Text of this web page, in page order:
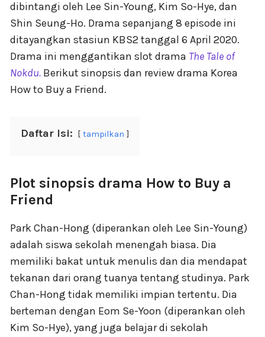
dibintangi oleh Lee Sin-Young, Kim So-Hye, dan
Shin Seung-Ho. Drama sepanjang 8 episode ini
ditayangkan stasiun KBS2 tanggal 6 April 2020.
Drama ini menggantikan slot drama The Tale of
Nokdu. Berikut sinopsis dan review drama Korea
How to Buy a Friend.
Daftar Isi: tampilkan
Plot sinopsis drama How to Buy a
Friend
Park Chan-Hong (diperankan oleh Lee Sin-Young)
adalah siswa sekolah menengah biasa. Dia
memiliki bakat untuk menulis dan dia mendapat
tekanan dari orang tuanya tentang studinya. Park
Chan-Hong tidak memiliki impian tertentu. Dia
berteman dengan Eom Se-Yoon (diperankan oleh
Kim So-Hye), yang juga belajar di sekolah